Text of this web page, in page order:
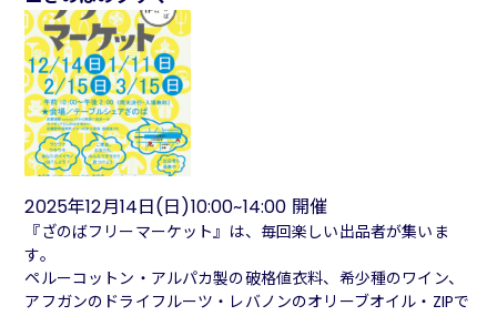
2025年12月14日(日)10:00~14:00 開催
『ざのばフリーマーケット』は、毎回楽しい出品者が集いま
す。
ペルーコットン・アルパカ製の破格値衣料、希少種のワイン、
アフガンのドライフルーツ・レバノンのオリーブオイル・ZIPで